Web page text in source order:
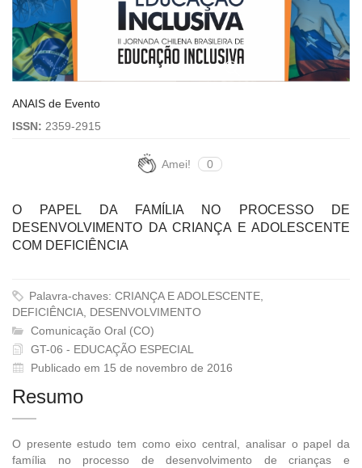
ANAIS de Evento
ISSN: 2359-2915
Amei! 0
O PAPEL DA FAMÍLIA NO PROCESSO DE
DESENVOLVIMENTO DA CRIANÇA E ADOLESCENTE
COM DEFICIÊNCIA
Palavra-chaves: CRIANÇA E ADOLESCENTE,
DEFICIÊNCIA, DESENVOLVIMENTO
Comunicação Oral (CO)
GT-06 - EDUCAÇÃO ESPECIAL
Publicado em 15 de novembro de 2016
Resumo
O presente estudo tem como eixo central, analisar o papel da
família no processo de desenvolvimento de crianças e